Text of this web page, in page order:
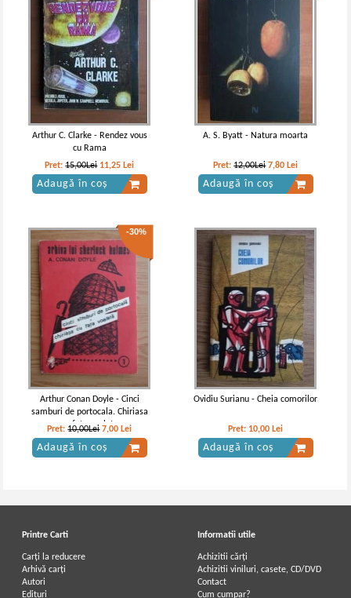
Arthur C. Clarke - Rendez vous
cu Rama
Pret:15,00Lei 11,25 Lei
Adaugă în coș
A. S. Byatt - Natura moarta
Pret:12,00Lei 7,80 Lei
Adaugă în coș
-30%
Arthur Conan Doyle - Cinci
samburi de portocala. Chiriasa
cu fata voalata
Pret:10,00Lei 7,00 Lei
Adaugă în coș
Ovidiu Surianu - Cheia comorilor
Pret: 10,00 Lei
Adaugă în coș
Printre Carti
Carți la reducere
Arhivă carți
Autori
Edituri
Informatii utile
Achizitii cărți
Achizitii viniluri, casete, CD/DVD
Contact
Cum cumpar?